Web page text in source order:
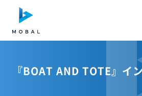
『BOAT AND TOTE』イ